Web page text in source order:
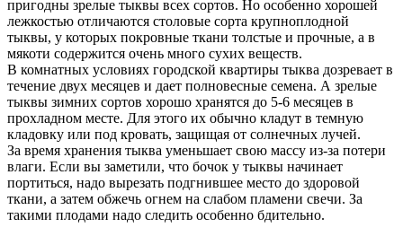
пригодны зрелые тыквы всех сортов. Но особенно хорошей
лежкостью отличаются столовые сорта крупноплодной
тыквы, у которых покровные ткани толстые и прочные, а в
мякоти содержится очень много сухих веществ.
В комнатных условиях городской квартиры тыква дозревает в
течение двух месяцев и дает полновесные семена. А зрелые
тыквы зимних сортов хорошо хранятся до 5-6 месяцев в
прохладном месте. Для этого их обычно кладут в темную
кладовку или под кровать, защищая от солнечных лучей.
За время хранения тыква уменьшает свою массу из-за потери
влаги. Если вы заметили, что бочок у тыквы начинает
портиться, надо вырезать подгнившее место до здоровой
ткани, а затем обжечь огнем на слабом пламени свечи. За
такими плодами надо следить особенно бдительно.